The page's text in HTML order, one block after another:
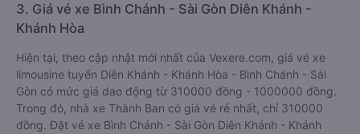
3. Giá vé xe Bình Chánh - Sài Gòn Diên Khánh -
Khánh Hòa
Hiện tại, theo cập nhật mới nhất của Vexere.com, giá vé xe
limousine tuyến Diên Khánh - Khánh Hòa - Bình Chánh - Sài
Gòn có mức giá dao động từ 310000 đồng - 1000000 đồng.
Trong đó, nhà xe Thành Ban có giá vé rẻ nhất, chỉ 310000
đồng. Đặt vé xe Bình Chánh - Sài Gòn Diên Khánh - Khánh